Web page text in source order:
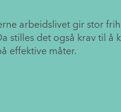
arbeidslivet gir stor
stilles det også krav til å
effektive måter.